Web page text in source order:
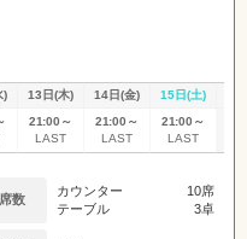
) 13日(木) 14日(金) 15日(土)
21:00～
LAST
21:00～
LAST
21:00～
LAST
席数
カウンター
10席
テーブル
3卓